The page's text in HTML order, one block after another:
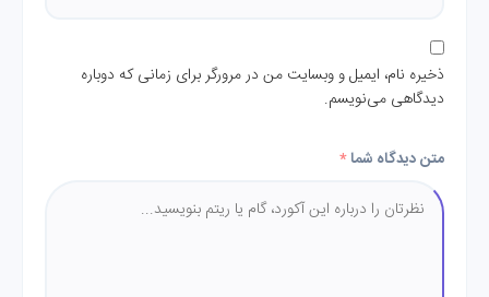
ذخیره نام، ایمیل و وبسایت من در مرورگر برای زمانی که دوباره
دیدگاهی می‌نویسم.
متن دیدگاه شما*